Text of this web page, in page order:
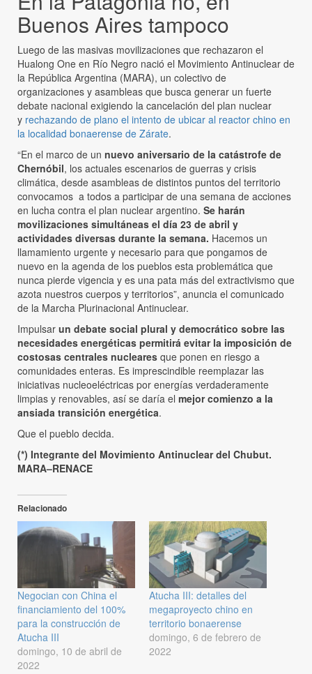
Buenos Aires tampoco
Luego de las masivas movilizaciones que rechazaron el
Hualong One en Río Negro nació el Movimiento Antinuclear de
la República Argentina (MARA), un colectivo de
organizaciones y asambleas que busca generar un fuerte
debate nacional exigiendo la cancelación del plan nuclear
y rechazando de plano el intento de ubicar al reactor chino en
la localidad bonaerense de Zárate.
“En el marco de un nuevo aniversario de la catástrofe de
Chernóbil, los actuales escenarios de guerras y crisis
climática, desde asambleas de distintos puntos del territorio
convocamos a todos a participar de una semana de acciones
en lucha contra el plan nuclear argentino. Se harán
movilizaciones simultáneas el día 23 de abril y
actividades diversas durante la semana. Hacemos un
llamamiento urgente y necesario para que pongamos de
nuevo en la agenda de los pueblos esta problemática que
nunca pierde vigencia y es una pata más del extractivismo que
azota nuestros cuerpos y territorios”, anuncia el comunicado
de la Marcha Plurinacional Antinuclear.
Impulsar un debate social plural y democrático sobre las
necesidades energéticas permitirá evitar la imposición de
costosas centrales nucleares que ponen en riesgo a
comunidades enteras. Es imprescindible reemplazar las
iniciativas nucleoeléctricas por energías verdaderamente
limpias y renovables, así se daría el mejor comienzo a la
ansiada transición energética.
Que el pueblo decida.
(*) Integrante del Movimiento Antinuclear del Chubut.
MARA–RENACE
Relacionado
Negocian con China el
financiamiento del 100%
para la construcción de
Atucha III
domingo, 10 de abril de
2022
Atucha III: detalles del
megaproyecto chino en
territorio bonaerense
domingo, 6 de febrero de
2022